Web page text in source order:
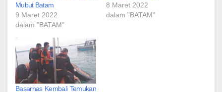
Mubut Batam
9 Maret 2022
dalam "BATAM"
8 Maret 2022
dalam "BATAM"
Basarnas Kembali Temukan